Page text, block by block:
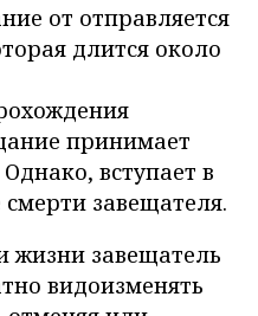
от отправляется
длится около
принимает
вступает в
завещателя.
жизни завещатель
видоизменять